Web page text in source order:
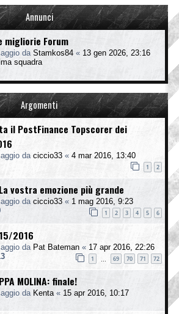
Annunci
migliorie Forum
da Stamkos84 « 13 gen 2026, 23:16
squadra
Argomenti
il PostFinance Topscorer dei
da ciccio33 « 4 mar 2016, 13:40
1 2
vostra emozione più grande
da ciccio33 « 1 mag 2016, 9:23
1 2 3 4 5 6
2016
da Pat Bateman « 17 apr 2016, 22:26
1 69 70 71 72
MOLINA: finale!
da Kenta « 15 apr 2016, 10:17